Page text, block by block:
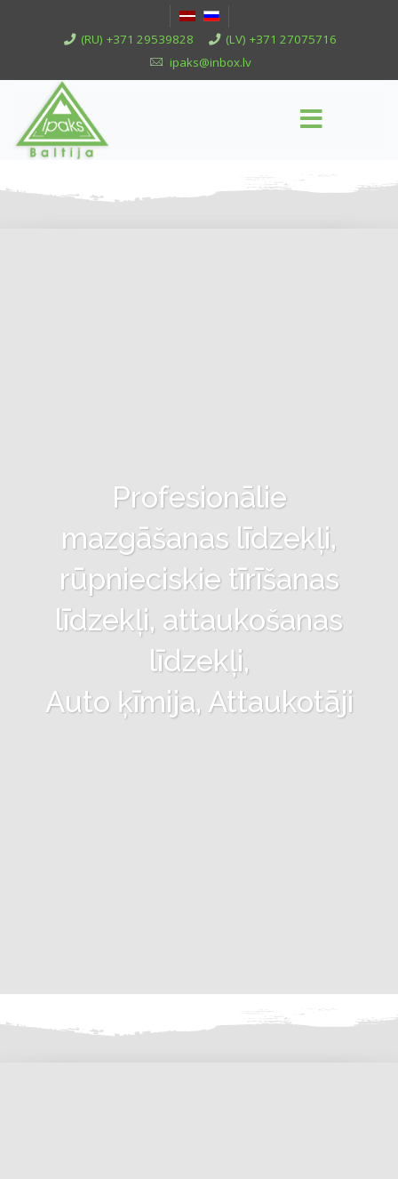
(RU) +371 29539828
(LV) +371 27075716
ipaks@inbox.lv
Profesionālie
mazgāšanas līdzekļi,
rūpnieciskie tīrīšanas
līdzekļi, attaukošanas
līdzekļi,
Auto ķīmija, Attaukotāji